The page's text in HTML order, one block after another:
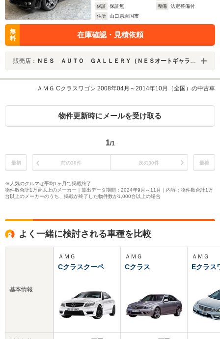
保証
保証無 整備
法定整備付
住所
山口県岩国市
無
料
在庫確認・見積依頼
販売店： ＮＥＳ ＡＵＴＯ ＧＡＬＬＥＲＹ（ＮＥＳオートギャラリー）
ＡＭＧ Cクラスワゴン 2008年04月～2014年10月（全国）の中古車
物件更新時にメールを受け取る
1/1
最初 前の30件 次の30件 最後
※人気のクルマは平均1ヶ月で掲載終了
物件数合計1万台以上のメーカー｜算出データ期間：2024年9月～11月｜内容：物件数合計1万
台以上のメーカーのうち、掲載が終了した物件数が1,000台以上の場合
よく一緒に検討される車種を比較
基本情報
ＡＭＧ
Cクラスクーペ
ＡＭＧ
Cクラス
ＡＭＧ
Eクラス